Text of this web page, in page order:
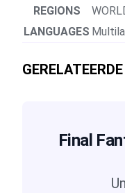
REGIONS
LANGUAGES
Final